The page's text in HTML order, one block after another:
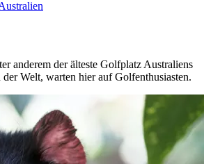
anderem der älteste Golfplatz Australiens
Welt, warten hier auf Golfenthusiasten.